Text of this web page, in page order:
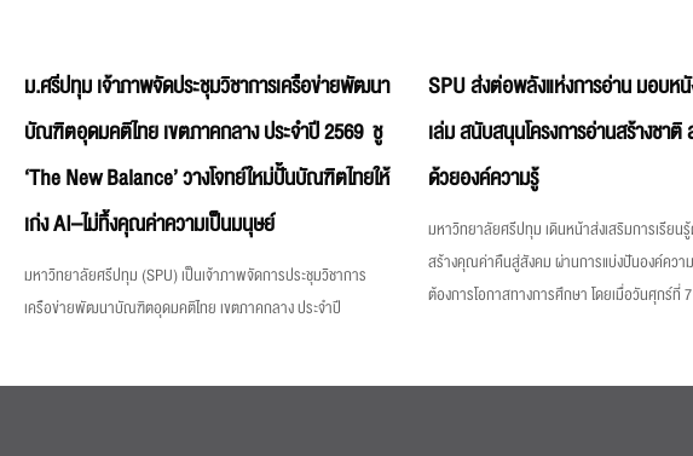
ม.ศรีปทุม เจ้าภาพจัดประชุมวิชาการเครือข่ายพัฒนา
บัณฑิตอุดมคติไทย เขตภาคกลาง ประจำปี 2569 ชู
‘The New Balance’ วางโจทย์ใหม่ปั้นบัณฑิตไทยให้
เก่ง AI–ไม่ทิ้งคุณค่าความเป็นมนุษย์
มหาวิทยาลัยศรีปทุม (SPU) เป็นเจ้าภาพจัดการประชุมวิชาการ
เครือข่ายพัฒนาบัณฑิตอุดมคติไทย เขตภาคกลาง ประจำปี
SPU ส่งต่อพลังแห่งการอ่าน มอบห
เล่ม สนับสนุนโครงการอ่านสร้างชาติ
ด้วยองค์ความรู้
มหาวิทยาลัยศรีปทุม เดินหน้าส่งเสริมการเรียน
สร้างคุณค่าคืนสู่สังคม ผ่านการแบ่งปันองค์ควา
ต้องการโอกาสทางการศึกษา โดยเมื่อวันศุกร์ที่ 7